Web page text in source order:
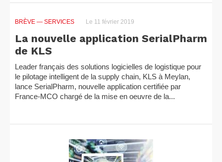
BRÈVE — SERVICES Le 11 février 2019
La nouvelle application SerialPharm
de KLS
Leader français des solutions logicielles de logistique pour
le pilotage intelligent de la supply chain, KLS à Meylan,
lance SerialPharm, nouvelle application certifiée par
France-MCO chargé de la mise en oeuvre de la...